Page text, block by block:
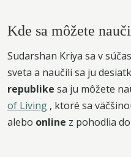
Kde sa môžete
Sudarshan Kriya sa v
sveta a naučili sa ju
republike sa ju môžete
of Living , ktoré sa
alebo online z pohodlia